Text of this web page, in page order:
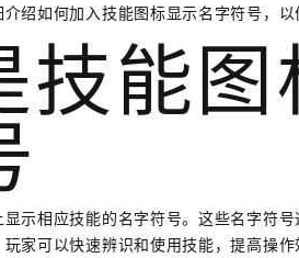
绍如何加入技能图标显示名字符号，以
技能图
示相应技能的名字符号。这些名字符
家可以快速辨识和使用技能，提高操作